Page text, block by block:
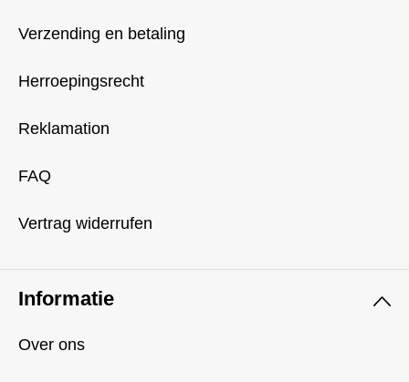
Verzending en betaling
Herroepingsrecht
Reklamation
FAQ
Vertrag widerrufen
Informatie
Over ons